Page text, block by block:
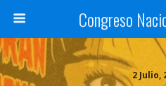
Congreso
2 Julio,